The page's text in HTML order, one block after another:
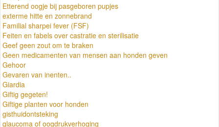
Etterend oogje bij pasgeboren pupjes
exterme hitte en zonnebrand
Familial sharpei fever (FSF)
Feiten en fabels over castratie en sterilisatie
Geef geen zout om te braken
Geen medicamenten van mensen aan honden geven
Gehoor
Gevaren van inenten..
Giardia
Giftig gegeten!
Giftige planten voor honden
gisthuidontsteking
glaucoma of oogdrukverhoging